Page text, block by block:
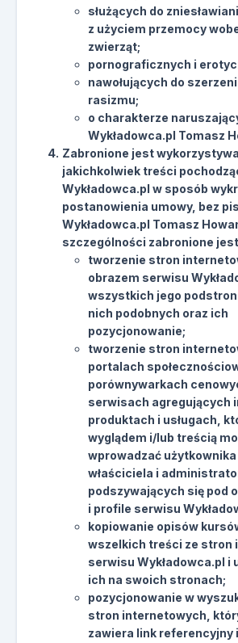
służących do
z użyciem przemocy
zwierząt;
pornograficznych i
nawołujących do
rasizmu;
o charakterze
Wykładowca.pl Tomasz
Zabronione jest
jakichkolwiek treści
Wykładowca.pl w sposób
postanowienia umowy, bez
Wykładowca.pl Tomasz
szczególności zabronione
tworzenie stron
obrazem serwisu
wszystkich jego podstron
nich podobnych oraz ich
pozycjonowanie;
tworzenie stron
portalach
porównywarkach
serwisach agregujących
produktach i usługach,
wyglądem i/lub treścią
wprowadzać użytkownika
właściciela i
podszywających się pod
i profile serwisu
kopiowanie opisów
wszelkich treści ze stron
serwisu Wykładowca.pl i
ich na swoich stronach;
pozycjonowanie w
stron internetowych,
zawiera link referencyjny